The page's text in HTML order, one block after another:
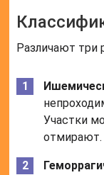
Различают три
Участки
отмирают.